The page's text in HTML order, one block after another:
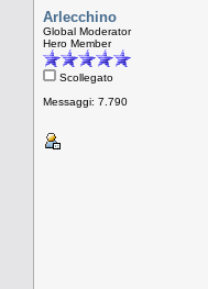
Arlecchino
Global Moderator
Hero Member
Scollegato
Messaggi: 7.790